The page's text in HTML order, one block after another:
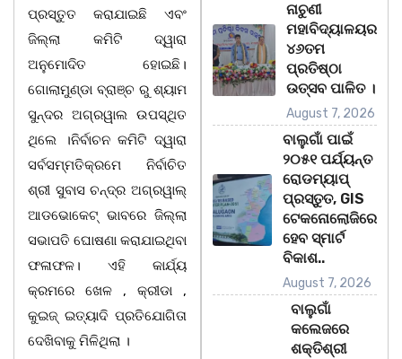
ପ୍ରସ୍ତୁତ କରାଯାଇଛି ଏବଂ
ଜିଲ୍ଲା କମିଟି ଦ୍ୱାରା
ଅନୁମୋଦିତ ହୋଇଛି।
ଗୋଲାମୁଣ୍ଡା ବ୍ରାଞ୍ଚ ରୁ ଶ୍ୟାମ
ସୁନ୍ଦର ଅଗ୍ରୱାଲ ଉପସ୍ଥିତ
ଥିଲେ ।ନିର୍ବାଚନ କମିଟି ଦ୍ୱାରା
ସର୍ବସମ୍ମତିକ୍ରମେ ନିର୍ବାଚିତ
ଶ୍ରୀ ସୁବାସ ଚନ୍ଦ୍ର ଅଗ୍ରୱାଲ୍
ଆଡଭୋକେଟ୍ ଭାବରେ ଜିଲ୍ଲା
ସଭାପତି ଘୋଷଣା କରାଯାଇଥିବା
ଫଳାଫଳ। ଏହି କାର୍ଯ୍ୟ
କ୍ରମରେ ଖେଳ , କ୍ରୀଡା ,
କୁଇଜ୍ ଇତ୍ୟାଦି ପ୍ରତିଯୋଗିତା
ଦେଖିବାକୁ ମିଳିଥିଲା ।
ନାଚୁଣୀ
ମହାବିଦ୍ୟାଳୟର
୪୬ତମ
ପ୍ରତିଷ୍ଠା
ଉତ୍ସବ ପାଳିତ ।
August 7, 2026
ବାଲୁଗାଁ ପାଇଁ
୨୦୫୧ ପର୍ଯ୍ୟନ୍ତ
ରୋଡମ୍ୟାପ୍
ପ୍ରସ୍ତୁତ, GIS
ଟେକନୋଲୋଜିରେ
ହେବ ସ୍ମାର୍ଟ
ବିକାଶ..
August 7, 2026
ବାଲୁଗାଁ
କଲେଜରେ
ଶକ୍ତିଶ୍ରୀ